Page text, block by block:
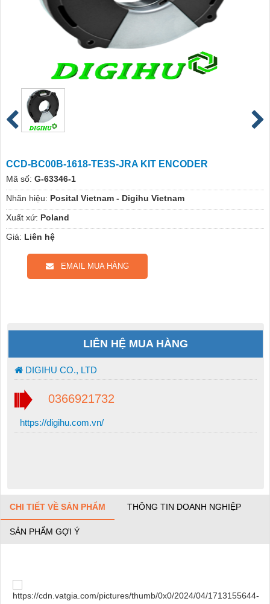
CCD-BC00B-1618-TE3S-JRA KIT ENCODER
Mã số: G-63346-1
Nhãn hiệu: Posital Vietnam - Digihu Vietnam
Xuất xứ: Poland
Giá: Liên hệ
EMAIL MUA HÀNG
LIÊN HỆ MUA HÀNG
DIGIHU CO., LTD
0366921732
https://digihu.com.vn/
CHI TIẾT VỀ SẢN PHẨM THÔNG TIN DOANH NGHIỆP
SẢN PHẨM GỢI Ý